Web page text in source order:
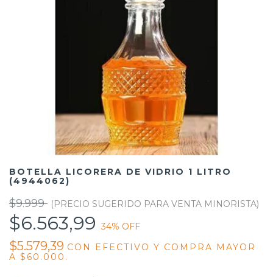
BOTELLA LICORERA DE VIDRIO 1 LITRO
(4944062)
$9.999
$6.563,9934% OFF
$5.579,39 CON
EFECTIVO Y COMPRA MAYOR
A $60.000.